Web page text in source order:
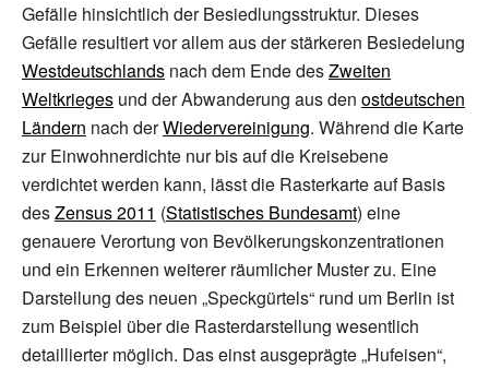
Gefälle hinsichtlich der Besiedlungsstruktur. Dieses
Gefälle resultiert vor allem aus der stärkeren Besiedelung
Westdeutschlands nach dem Ende desZweiten
Weltkrieges und der Abwanderung aus den ostdeutschen
Ländern nach derWiedervereinigung. Während die Karte
zur Einwohnerdichte nur bis auf die Kreisebene
verdichtet werden kann, lässt die Rasterkarte auf Basis
desZensus 2011 (Statistisches Bundesamt) eine
genauere Verortung von Bevölkerungskonzentrationen
und ein Erkennen weiterer räumlicher Muster zu. Eine
Darstellung des neuen „Speckgürtels“ rund um Berlin ist
zum Beispiel über die Rasterdarstellung wesentlich
detaillierter möglich. Das einst ausgeprägte „Hufeisen“,